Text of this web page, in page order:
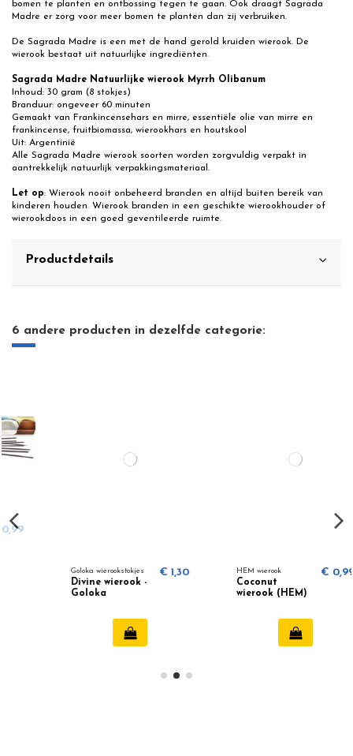
bomen te planten en ontbossing tegen te gaan. Ook draagt Sagrada
Madre er zorg voor meer bomen te planten dan zij verbruiken.
De Sagrada Madre is een met de hand gerold kruiden wierook. De
wierook bestaat uit natuurlijke ingrediënten.
Sagrada Madre Natuurlijke wierook Myrrh Olibanum
Inhoud: 30 gram (8 stokjes)
Branduur: ongeveer 60 minuten
Gemaakt van Frankincensehars en mirre, essentiële olie van mirre en
frankincense, fruitbiomassa, wierookhars en houtskool
Uit: Argentinië
Alle Sagrada Madre wierook soorten worden zorgvuldig verpakt in
aantrekkelijk natuurlijk verpakkingsmateriaal.
Let op: Wierook nooit onbeheerd branden en altijd buiten bereik van
kinderen houden. Wierook branden in een geschikte wierookhouder of
wierookdoos in een goed geventileerde ruimte.
Productdetails
6 andere producten in dezelfde categorie:
Goloka wierookstokjes
Divine wierook -
€ 1,30 HEM wierook
Coconut
wierook (HEM)